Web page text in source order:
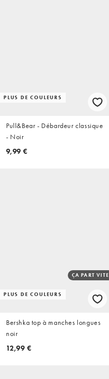
PLUS DE COULEURS
Pull&Bear - Débardeur classique
- Noir
9,99 €
PLUS DE COULEURS
ÇA PART VITE
Bershka top à manches longues
noir
12,99 €